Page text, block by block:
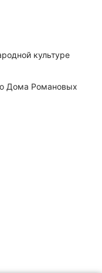
культуре
Дома Романовых